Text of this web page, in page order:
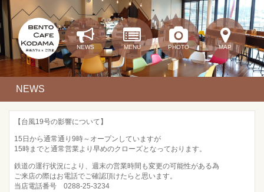
NEWS MENU PHOTO MAP
NEWS
【台風19号の影響について】
15日から通常通り9時～オープンしていますが
15時までと通常営業より早めのクローズとなっております。
鉄道の運行状況により、週末の営業時間も変更の可能性がある為
ご来店の際はお電話でご確認頂けたらと思います。
当店電話番号 0288-25-3234